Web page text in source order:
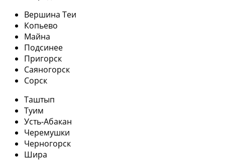
Вершина Теи
Копьево
Майна
Подсинее
Пригорск
Саяногорск
Сорск
Таштып
Туим
Усть-Абакан
Черемушки
Черногорск
Шира